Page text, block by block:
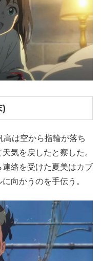
)
は空から指輪が落ち
気を戻したと察した。
絡を受けた夏美はカブ
向かうのを手伝う。